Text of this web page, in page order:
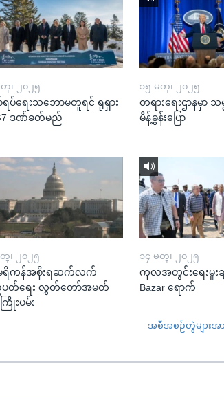
၊ ၂၀၂၅
ပ်ရေးသဘောမတူရင် ရုရှား
ဒဏ်ခတ်မည်
၁၅ မတ္၊ ၂၀၂၅
တရားရေးဌာနမှာ သ
မိန့်ခွန်းပြော
၊ ၂၀၂၅
ရိကန်အစိုးရဆက်လက်
တ်ရေး လွှတ်တော်အမတ်
ြိုးပမ်း
၁၄ မတ္၊ ၂၀၂၅
ကုလအတွင်းရေးမှူးခ
Bazar ရောက်
အစီအစဉ်တွဲများအ